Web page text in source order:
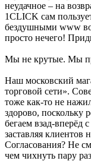
неудачное – на
1CLICK сам
бездушными www
просто нечего!
Мы не крутые. Мы
Наш московский
торговой сети».
тоже как-то не
здорово,
бегаем взад-вперёд
заставляя клиентов
Согласования? Не
чем чихнуть пару